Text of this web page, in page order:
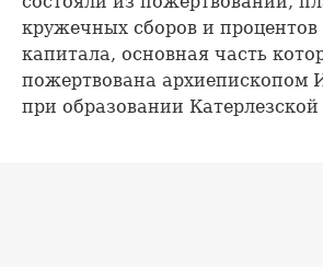
кружечных сборов и процентов
капитала, основная часть
пожертвована архиепископом
при образовании